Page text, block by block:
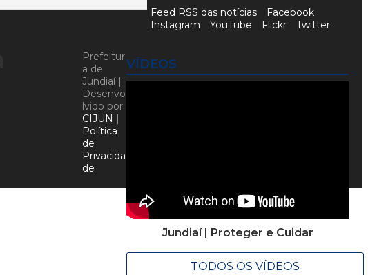
VÍDEOS
Jundiaí | Proteger e Cuidar
TODOS OS VÍDEOS
Feed RSS das notícias
Facebook
Instagram
YouTube Flickr Twitter
Prefeitur
a de
Jundiaí |
Desenvo
lvido por
CIJUN |
Política
de
Privacida
de